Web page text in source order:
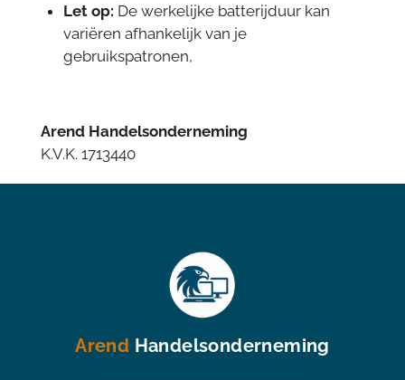
Let op: De werkelijke batterijduur kan
variëren afhankelijk van je
gebruikspatronen,
Arend Handelsonderneming
K.V.K. 1713440
Arend Handelsonderneming